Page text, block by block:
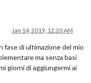
Jan 14, 2019, 12:20 AM
fase di ultimazione del mio
ma senza basi
giorni di aggiungermi ai